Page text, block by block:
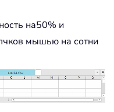
на50% и
мышью на сотни